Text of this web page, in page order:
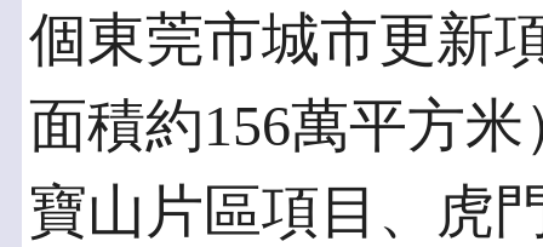
個東莞市城市更新
面積約156萬平方
寶山片區項目、虎